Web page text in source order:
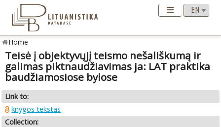
Home
Teisė į objektyvųjį teismo nešališkumą ir
galimas piktnaudžiavimas ja: LAT praktika
baudžiamosiose bylose
Link to:
knygos tekstas
Collection: